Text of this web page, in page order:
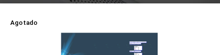
Agotado